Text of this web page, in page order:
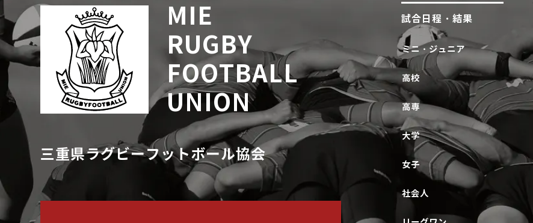
MIE
RUGBY
FOOTBALL
UNION
三重県ラグビーフットボール協会
試合日程・結果
ミニ・ジュニア
高校
高専
大学
女子
社会人